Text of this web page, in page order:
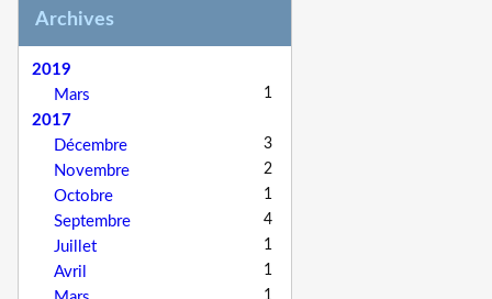
Archives
2019
Mars
1
2017
Décembre
3
Novembre 2
Octobre 1
Septembre 4
Juillet 1
Avril 1
1